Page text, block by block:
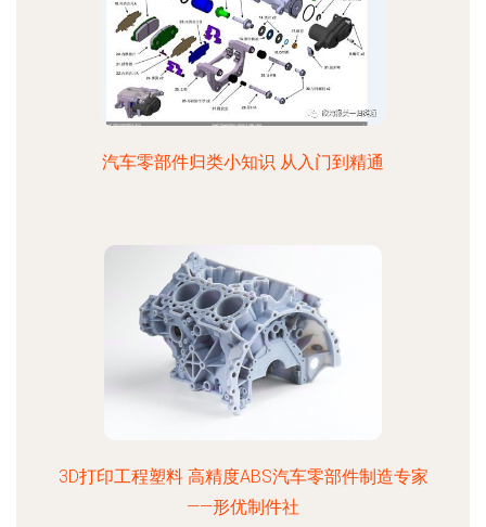
汽车零部件归类小知识 从入门到精通
3D打印工程塑料 高精度ABS汽车零部件制造专家
——形优制件社